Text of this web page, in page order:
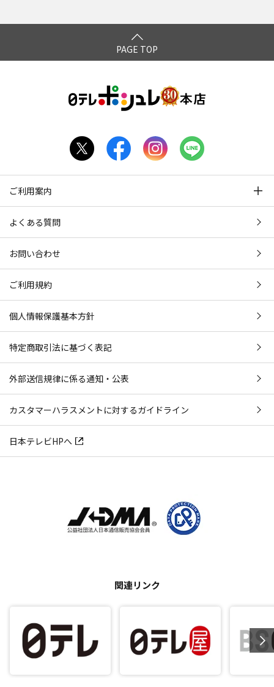
PAGE TOP
ご利用案内
よくある質問
お問い合わせ
ご利用規約
個人情報保護基本方針
特定商取引法に基づく表記
外部送信規律に係る通知・公表
カスタマーハラスメントに対するガイドライン
日本テレビHPへ
関連リンク